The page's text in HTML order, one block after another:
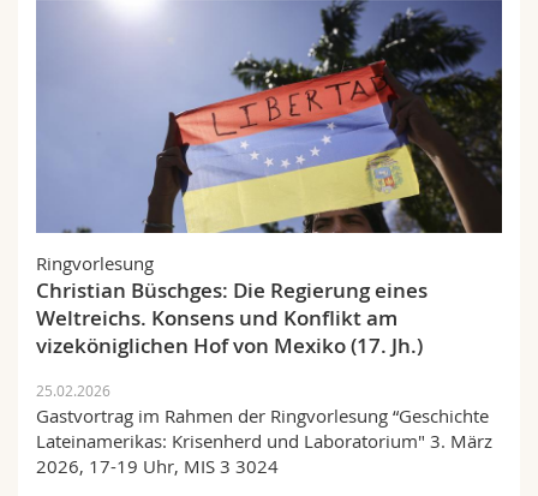
Ringvorlesung
Christian Büschges: Die Regierung eines
Weltreichs. Konsens und Konflikt am
vizeköniglichen Hof von Mexiko (17. Jh.)
25.02.2026
Gastvortrag im Rahmen der Ringvorlesung “Geschichte
Lateinamerikas: Krisenherd und Laboratorium" 3. März
2026, 17-19 Uhr, MIS 3 3024